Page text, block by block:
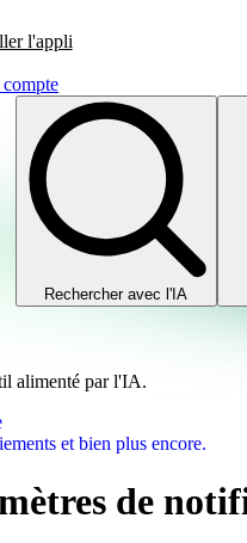
l'appli
Rechercher avec l'IA
alimenté par l'IA.
et bien plus encore.
de